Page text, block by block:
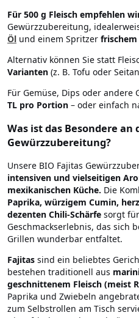
Für 500 g Fleisch empfehlen
Gewürzzubereitung,
Öl und einem Spritzer
Alternativ können Sie statt
Varianten (z. B. Tofu oder
Für Gemüse, Dips oder
TL pro Portion – oder einfach
Was ist das Besondere an
Gewürzzubereitung?
Unsere BIO Fajitas
intensiven und vielseitigen
mexikanischen Küche. Die
Paprika, würzigem Cumin,
dezenten Chili-Schärfe sorgt
Geschmackserlebnis, das sich
Grillen wunderbar entfaltet.
Fajitas sind ein beliebtes
bestehen traditionell aus
geschnittenem Fleisch (meist
Paprika und Zwiebeln
zum Selbstrollen am Tisch